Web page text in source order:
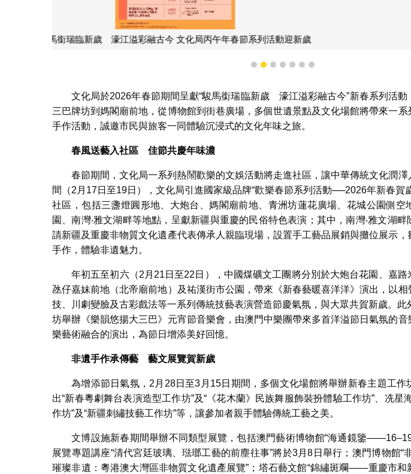
“歡樂春節系列活動──2026年新春賀歲活動”非遺表演《耍鑼鼓》
1 2 3 4 5 6 7
文化局於2026年春節期間呈獻“駿馬銜瑞臨新歲
濠江溢彩融古今”新春系列活
三巴牌坊到媽閣廟前地，從博物館到街巷廣場，多個世遺景點及文化場館將帶來一
手作活動，誠邀市民與旅客一同體驗沉浸式的文化年味之旅。
春風送藝入社區 佳節共慶年味濃
春節期間，文化局一系列熱鬧歡樂的文娛活動將走進社區，讓中華傳統文化潤澤
間（2月17日至19日），文化局引進國家級品牌“歡樂春節系列活動──2026年新春賀
社區，包括三盞燈圓形地、大炮台、媽閣廟前地、青洲坊蓮花廣場、花城公園側空
園、南灣‧雅文湖畔等地點，呈獻新疆與重慶的民俗特色表演；其中，南灣‧雅文湖
請新疆及重慶非物質文化遺產代表傳承人親臨現場，設置手工藝品展銷與攤位展示
手作，體驗非遺魅力。
年初五至初六（2月21日至22日），中國煤礦文工團將分別於大炮台花園、嘉路
氹仔嘉妹前地（北帝廟前地）及祐漢街市公園，帶來《新春藝暖喜洋洋》演出，以
技、川劇變臉及古彩戲法等一系列傳統技藝表演營造節慶氣氛，與大眾共賀新歲。
坊舉辦《樂韻悠揚大三巴》元宵節音樂會，由澳門中樂團帶來多首洋溢節日氣氛的
樂藝術融合的演出，為節日增添美好回憶。
非遺手作承傳藝 藝文展覽賀新歲
為增添節日氣氛，2月28日至3月15日期間，多個文化場館將舉辦新春主題工作
出“新春粵劇舞台表演造型工作坊”及“《花木蘭》民族舞服飾裝扮體驗工作坊”、冼星
作坊”及“新疆刺繡技藝工作坊”等，讓參加者親手體驗傳統工藝之美。
文博設施新春期間舉辦不同類型展覽，包括澳門藝術博物館“海通鏡鑒——16–19
展覽專題講座“清代宮廷玻璃、琺瑯工藝的前塵往事”將於3月8日舉行；澳門博物館
璀璨非遺：粵港澳大灣區非物質文化遺產展覽”；塔石藝文館“錦繡斑斕——重慶市和